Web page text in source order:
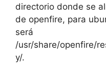
directorio donde se
de openfire, para
será
/usr/share/openfire/
y/.